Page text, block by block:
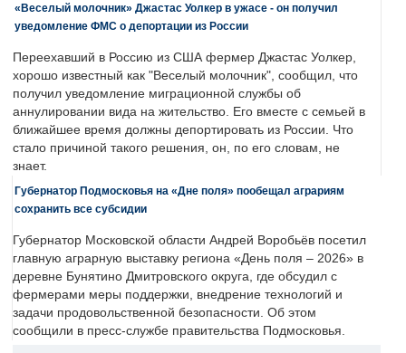
«Веселый молочник» Джастас Уолкер в ужасе - он получил
уведомление ФМС о депортации из России
Переехавший в Россию из США фермер Джастас Уолкер,
хорошо известный как "Веселый молочник", сообщил, что
получил уведомление миграционной службы об
аннулировании вида на жительство. Его вместе с семьей в
ближайшее время должны депортировать из России. Что
стало причиной такого решения, он, по его словам, не
знает.
Губернатор Подмосковья на «Дне поля» пообещал аграриям
сохранить все субсидии
Губернатор Московской области Андрей Воробьёв посетил
главную аграрную выставку региона «День поля – 2026» в
деревне Бунятино Дмитровского округа, где обсудил с
фермерами меры поддержки, внедрение технологий и
задачи продовольственной безопасности. Об этом
сообщили в пресс-службе правительства Подмосковья.